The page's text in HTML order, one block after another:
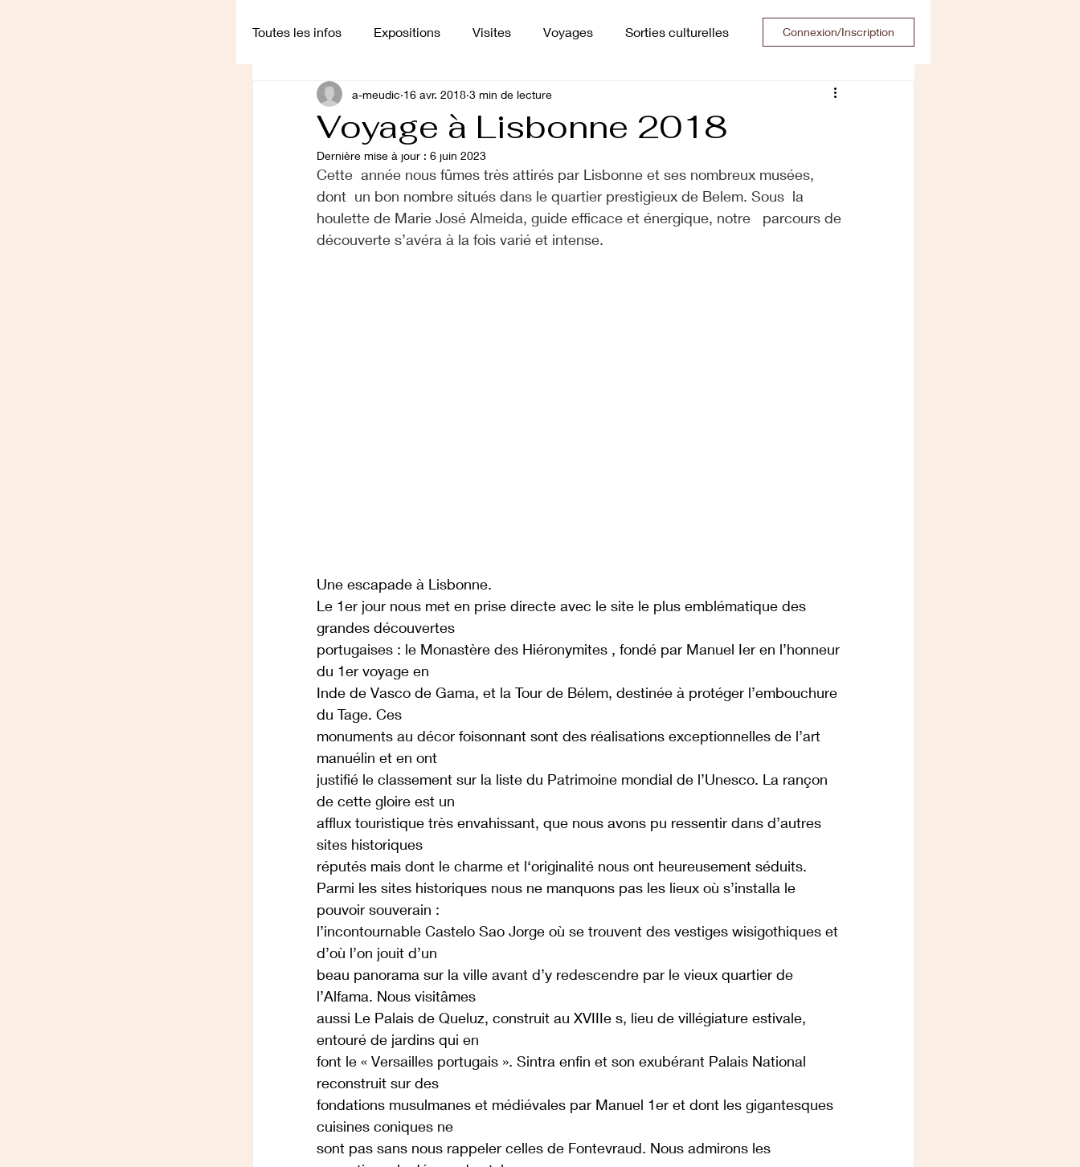
Toutes les infos Expositions Visites Voyages Sorties culturelles
Conférences Presse Projets
Connexion/Inscription
Voyage à Lisbonne 2018
a-meudic 16 avr. 2018 3 min de lecture
Dernière mise à jour : 6 juin 2023
Cette  année nous fûmes très attirés par Lisbonne et ses nombreux musées,
dont  un bon nombre situés dans le quartier prestigieux de Belem. Sous  la
houlette de Marie José Almeida, guide efficace et énergique, notre   parcours de
découverte s’avéra à la fois varié et intense.
Une escapade à Lisbonne.
Le 1er jour nous met en prise directe avec le site le plus emblématique des
grandes découvertes
portugaises : le Monastère des Hiéronymites , fondé par Manuel Ier en l’honneur
du 1er voyage en
Inde de Vasco de Gama, et la Tour de Bélem, destinée à protéger l’embouchure
du Tage. Ces
monuments au décor foisonnant sont des réalisations exceptionnelles de l’art
manuélin et en ont
justifié le classement sur la liste du Patrimoine mondial de l’Unesco. La rançon
de cette gloire est un
afflux touristique très envahissant, que nous avons pu ressentir dans d’autres
sites historiques
réputés mais dont le charme et l‘originalité nous ont heureusement séduits.
Parmi les sites historiques nous ne manquons pas les lieux où s’installa le
pouvoir souverain :
l’incontournable Castelo Sao Jorge où se trouvent des vestiges wisigothiques et
d’où l’on jouit d’un
beau panorama sur la ville avant d’y redescendre par le vieux quartier de
l’Alfama. Nous visitâmes
aussi Le Palais de Queluz, construit au XVIIIe s, lieu de villégiature estivale,
entouré de jardins qui en
font le « Versailles portugais ». Sintra enfin et son exubérant Palais National
reconstruit sur des
fondations musulmanes et médiévales par Manuel 1er et dont les gigantesques
cuisines coniques ne
sont pas sans nous rappeler celles de Fontevraud. Nous admirons les